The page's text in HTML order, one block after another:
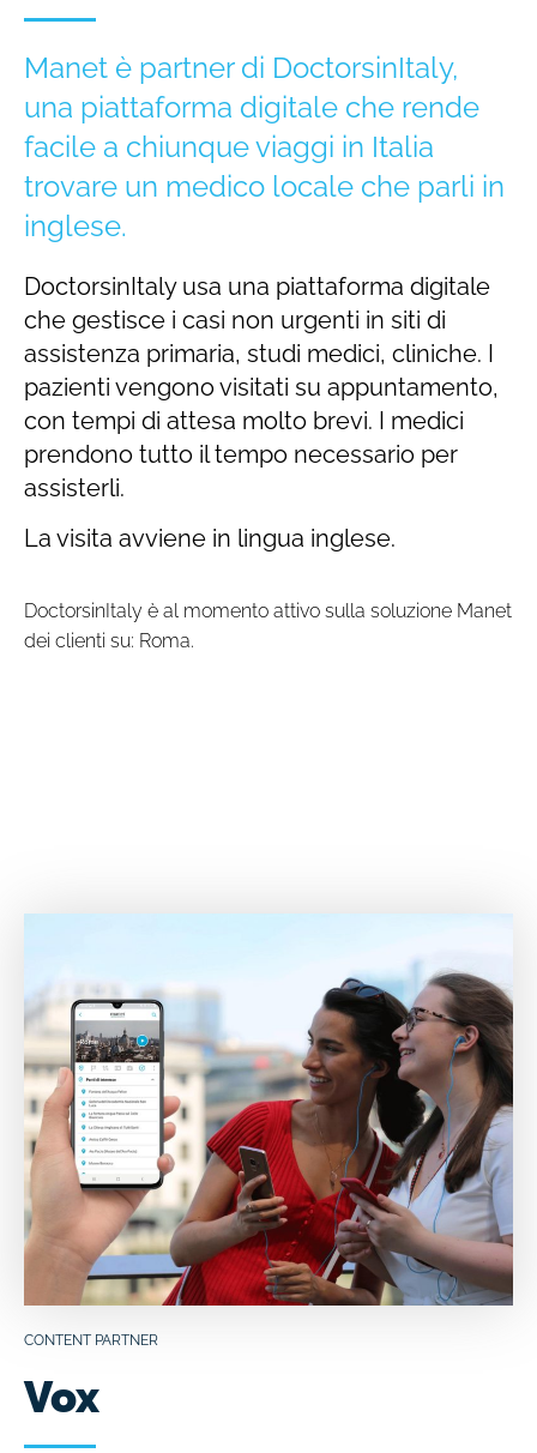
Manet è partner di DoctorsinItaly,
una piattaforma digitale che rende
facile a chiunque viaggi in Italia
trovare un medico locale che parli in
inglese.
DoctorsinItaly usa una piattaforma digitale
che gestisce i casi non urgenti in siti di
assistenza primaria, studi medici, cliniche. I
pazienti vengono visitati su appuntamento,
con tempi di attesa molto brevi. I medici
prendono tutto il tempo necessario per
assisterli.
La visita avviene in lingua inglese.
DoctorsinItaly è al momento attivo sulla soluzione Manet
dei clienti su: Roma.
CONTENT PARTNER
Vox